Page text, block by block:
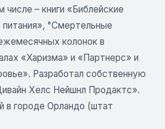
– книги «Библейские
питания», "Смертельные
колонок в
«Харизма» и «Партнерс» и
Разработал собственную
Хелс Нейшнл Продактс».
в городе Орландо (штат